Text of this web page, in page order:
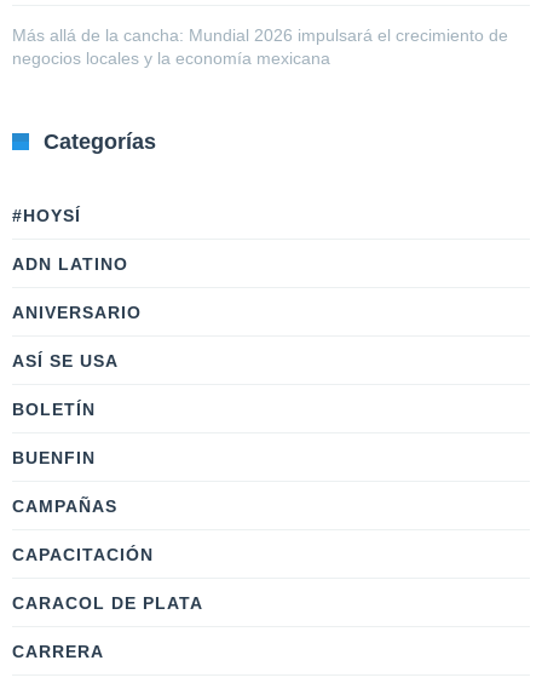
Más allá de la cancha: Mundial 2026 impulsará el crecimiento de
negocios locales y la economía mexicana
Categorías
#HOYSÍ
ADN LATINO
ANIVERSARIO
ASÍ SE USA
BOLETÍN
BUENFIN
CAMPAÑAS
CAPACITACIÓN
CARACOL DE PLATA
CARRERA